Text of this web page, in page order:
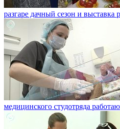
разгаре дачный сезон и выставка
медицинского студотряда